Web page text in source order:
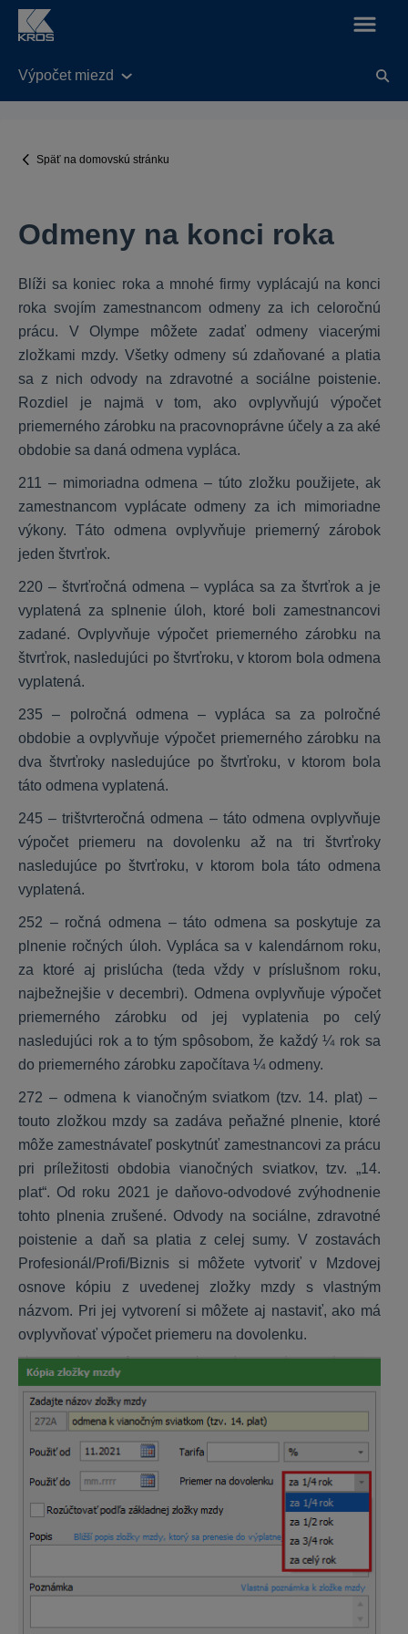
Výpočet miezd
Legislatívne úpravy v aplikácií od 01.01.2025
Balík KROS Fakturácie
Funkcie
Fakturácia do zahraničia
E-shop
Výdavky
KROS Sklad
Funkcie
Digitálna kancelária
Začíname
Čo KROS Digitálna kancelária ponúka
Používatelia
Funkcie
Prepojenie s účtovníctvom
Nastavenia
KROS Dochádzka
Základné nastavenia
Prístupy a čítačky
Nastavenie zamestnanca
Voliteľné položky a výnimky
Pracovné kalendáre
Spracovanie dochádzky
Tlačové zostavy
HR systém
Nastavenie HR systému
Práca s kartou zamestnanca
Práca so šanónmi
Personálne dotazníky
ALFA plus
Peňažný denník
Záväzky a pohľadávky
DPH
Jazdy a cestovné príkazy
Uzávierky, DPFO
Nastavenia, inštalácia
Daňové priznania
Späť na domovskú stránku
Odmeny na konci roka
Blíži sa koniec roka a mnohé firmy vyplácajú na konci
roka svojím zamestnancom odmeny za ich celoročnú
prácu. V Olympe môžete zadať odmeny viacerými
zložkami mzdy. Všetky odmeny sú zdaňované a platia
sa z nich odvody na zdravotné a sociálne poistenie.
Rozdiel je najmä v tom, ako ovplyvňujú výpočet
priemerného zárobku na pracovnoprávne účely a za aké
obdobie sa daná odmena vypláca.
211 – mimoriadna odmena – túto zložku použijete, ak
zamestnancom vyplácate odmeny za ich mimoriadne
výkony. Táto odmena ovplyvňuje priemerný zárobok
jeden štvrťrok.
220 – štvrťročná odmena – vypláca sa za štvrťrok a je
vyplatená za splnenie úloh, ktoré boli zamestnancovi
zadané. Ovplyvňuje výpočet priemerného zárobku na
štvrťrok, nasledujúci po štvrťroku, v ktorom bola odmena
vyplatená.
235 – polročná odmena – vypláca sa za polročné
obdobie a ovplyvňuje výpočet priemerného zárobku na
dva štvrťroky nasledujúce po štvrťroku, v ktorom bola
táto odmena vyplatená.
245 – trištvrteročná odmena – táto odmena ovplyvňuje
výpočet priemeru na dovolenku až na tri štvrťroky
nasledujúce po štvrťroku, v ktorom bola táto odmena
vyplatená.
252 – ročná odmena – táto odmena sa poskytuje za
plnenie ročných úloh. Vypláca sa v kalendárnom roku,
za ktoré aj prislúcha (teda vždy v príslušnom roku,
najbežnejšie v decembri). Odmena ovplyvňuje výpočet
priemerného zárobku od jej vyplatenia po celý
nasledujúci rok a to tým spôsobom, že každý ¼ rok sa
do priemerného zárobku započítava ¼ odmeny.
272 – odmena k vianočným sviatkom (tzv. 14. plat) –
touto zložkou mzdy sa zadáva peňažné plnenie, ktoré
môže zamestnávateľ poskytnúť zamestnancovi za prácu
pri príležitosti obdobia vianočných sviatkov, tzv. „14.
plat“. Od roku 2021 je daňovo-odvodové zvýhodnenie
tohto plnenia zrušené. Odvody na sociálne, zdravotné
poistenie a daň sa platia z celej sumy. V zostavách
Profesionál/Profi/Biznis si môžete vytvoriť v Mzdovej
osnove kópiu z uvedenej zložky mzdy s vlastným
názvom. Pri jej vytvorení si môžete aj nastaviť, ako má
ovplyvňovať výpočet priemeru na dovolenku.